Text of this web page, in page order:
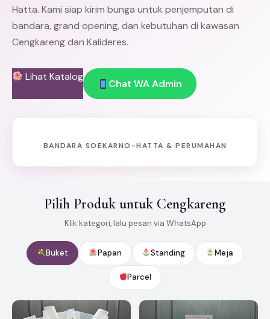
Hatta. Kami siap kirim bunga untuk penjemputan di
bandara, grand opening, dan kebutuhan di kawasan
Cengkareng dan Kalideres.
Lihat Katalog
Chat WA Admin
BANDARA SOEKARNO-HATTA & PERUMAHAN
Pilih Produk untuk Cengkareng
Klik kategori, lalu pesan via WhatsApp
Buket Papan Standing Meja
Parcel